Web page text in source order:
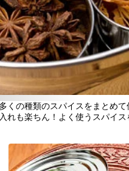
多くの種類のスパイスをまとめ
入れも楽ちん！よく使うスパイ